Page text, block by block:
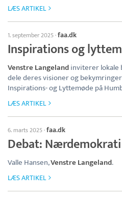
LÆS ARTIKEL
1. september 2025·faa.dk
Inspirations og
Venstre Langelandinviterer lokale
dele deres visioner og
Inspirations- og Lyttemøde på
LÆS ARTIKEL
6. marts 2025·faa.dk
Debat: Nærdemokrati
Valle Hansen,Venstre Langeland.
LÆS ARTIKEL